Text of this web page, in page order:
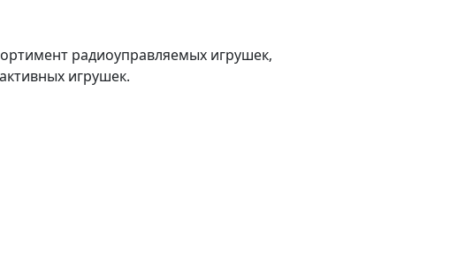
радиоуправляемых игрушек,
игрушек.